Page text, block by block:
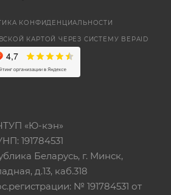
КОНФИДЕНЦИАЛЬНОСТИ
КАРТОЙ ЧЕРЕЗ СИСТЕМУ BEPAID
«Ю-кэн»
191784531
Беларусь, г. Минск,
д.13, каб.318
№ 191784531 от